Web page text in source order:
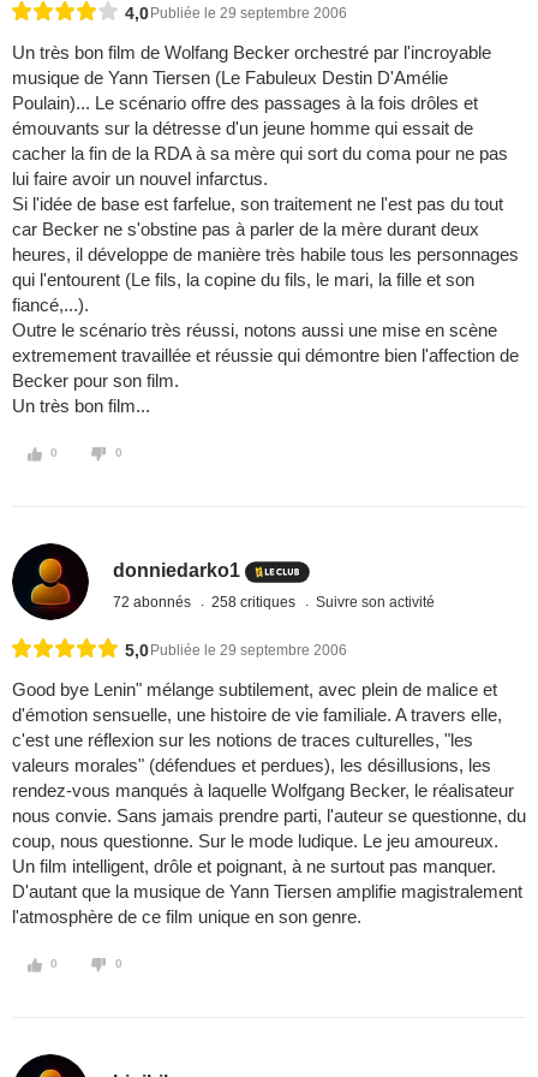
4,0 Publiée le 29 septembre 2006
Un très bon film de Wolfang Becker orchestré par l'incroyable
musique de Yann Tiersen (Le Fabuleux Destin D'Amélie
Poulain)... Le scénario offre des passages à la fois drôles et
émouvants sur la détresse d'un jeune homme qui essait de
cacher la fin de la RDA à sa mère qui sort du coma pour ne pas
lui faire avoir un nouvel infarctus.
Si l'idée de base est farfelue, son traitement ne l'est pas du tout
car Becker ne s'obstine pas à parler de la mère durant deux
heures, il développe de manière très habile tous les personnages
qui l'entourent (Le fils, la copine du fils, le mari, la fille et son
fiancé,...).
Outre le scénario très réussi, notons aussi une mise en scène
extremement travaillée et réussie qui démontre bien l'affection de
Becker pour son film.
Un très bon film...
0 0
donniedarko1
72 abonnés 258 critiques Suivre son activité
5,0 Publiée le 29 septembre 2006
Good bye Lenin" mélange subtilement, avec plein de malice et
d'émotion sensuelle, une histoire de vie familiale. A travers elle,
c'est une réflexion sur les notions de traces culturelles, "les
valeurs morales" (défendues et perdues), les désillusions, les
rendez-vous manqués à laquelle Wolfgang Becker, le réalisateur
nous convie. Sans jamais prendre parti, l'auteur se questionne, du
coup, nous questionne. Sur le mode ludique. Le jeu amoureux.
Un film intelligent, drôle et poignant, à ne surtout pas manquer.
D'autant que la musique de Yann Tiersen amplifie magistralement
l'atmosphère de ce film unique en son genre.
0 0